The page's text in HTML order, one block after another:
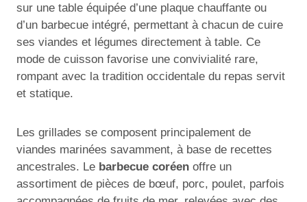
sur une table équipée d’une plaque chauffante ou
d’un barbecue intégré, permettant à chacun de cuire
ses viandes et légumes directement à table. Ce
mode de cuisson favorise une convivialité rare,
rompant avec la tradition occidentale du repas servit
et statique.
Les grillades se composent principalement de
viandes marinées savamment, à base de recettes
ancestrales. Le barbecue coréen offre un
assortiment de pièces de bœuf, porc, poulet, parfois